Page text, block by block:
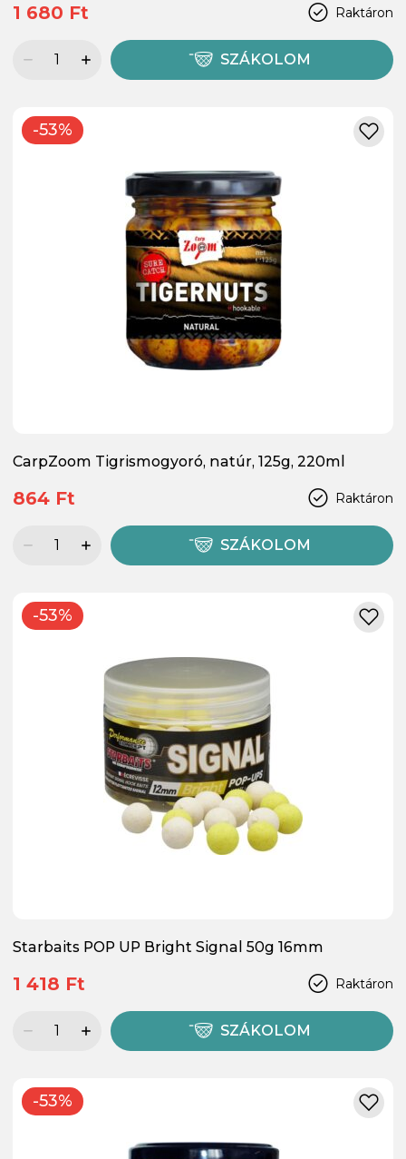
Raktáron
1 680 Ft
SZÁKOLOM
-53%
CarpZoom Tigrismogyoró, natúr, 125g, 220ml
Raktáron
864 Ft
SZÁKOLOM
-53%
Starbaits POP UP Bright Signal 50g 16mm
Raktáron
1 418 Ft
SZÁKOLOM
-53%